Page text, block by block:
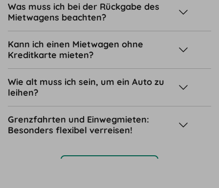
Was muss ich bei der Rückgabe des
Mietwagens beachten?
Kann ich einen Mietwagen ohne
Kreditkarte mieten?
Wie alt muss ich sein, um ein Auto zu
leihen?
Grenzfahrten und Einwegmieten:
Besonders flexibel verreisen!